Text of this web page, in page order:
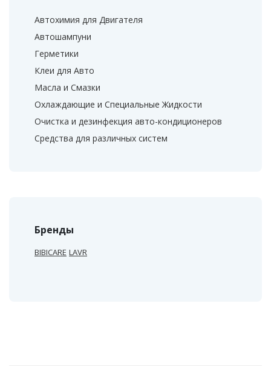
Автохимия для Двигателя
Автошампуни
Герметики
Клеи для Авто
Масла и Смазки
Охлаждающие и Специальные Жидкости
Очистка и дезинфекция авто-кондиционеров
Средства для различных систем
Бренды
BIBICARE LAVR